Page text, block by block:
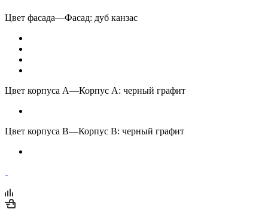
Цвет фасада—Фасад: дуб канзас
Цвет корпуса А—Корпус А: черный графит
Цвет корпуса В—Корпус В: черный графит